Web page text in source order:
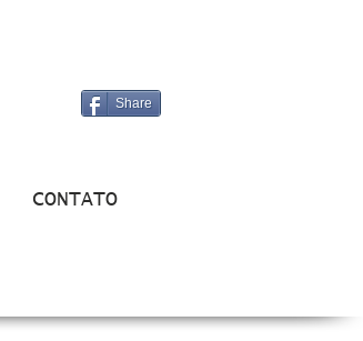
Share
CONTATO